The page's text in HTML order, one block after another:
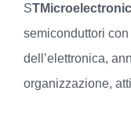
S
semiconduttori
dell’elettronica,
organizzazione,